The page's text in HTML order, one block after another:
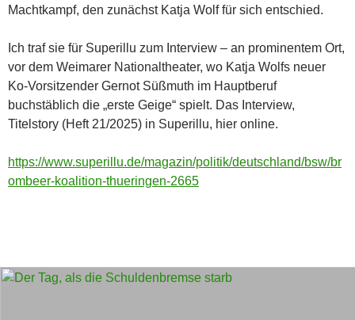
Machtkampf, den zunächst Katja Wolf für sich entschied.
Ich traf sie für Superillu zum Interview – an prominentem Ort,
vor dem Weimarer Nationaltheater, wo Katja Wolfs neuer
Ko-Vorsitzender Gernot Süßmuth im Hauptberuf
buchstäblich die „erste Geige“ spielt. Das Interview,
Titelstory (Heft 21/2025) in Superillu, hier online.
https://www.superillu.de/magazin/politik/deutschland/bsw/br
ombeer-koalition-thueringen-2665